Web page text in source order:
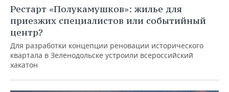
Рестарт «Полукамушков»: жилье для
приезжих специалистов или событийный
центр?
Для разработки концепции реновации исторического
квартала в Зеленодольске устроили всероссийский
хакатон